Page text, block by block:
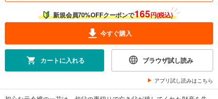
新規会員70%OFFクーポンで165円(税込)
今すぐ購入
カートに入れる ブラウザ試し読み
アプリ試し読みはこちら